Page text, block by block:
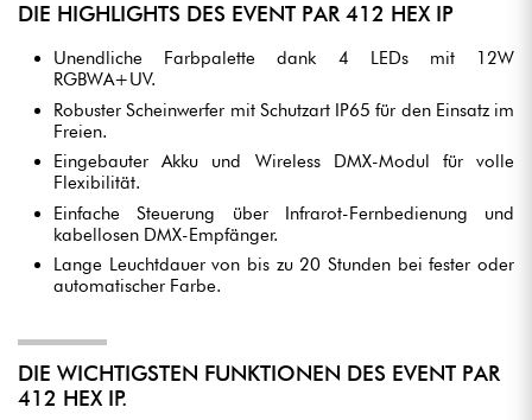
DIE HIGHLIGHTS DES EVENT PAR 412 HEX IP
Unendliche Farbpalette dank 4 LEDs mit 12W
RGBWA+UV.
Robuster Scheinwerfer mit Schutzart IP65 für den Einsatz im
Freien.
Eingebauter Akku und Wireless DMX-Modul für volle
Flexibilität.
Einfache Steuerung über Infrarot-Fernbedienung und
kabellosen DMX-Empfänger.
Lange Leuchtdauer von bis zu 20 Stunden bei fester oder
automatischer Farbe.
DIE WICHTIGSTEN FUNKTIONEN DES EVENT PAR
412 HEX IP.